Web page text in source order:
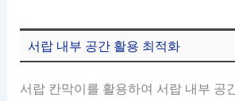
서랍 내부 공간 활용 최적화
서랍 칸막이를 활용하여 서랍 내부 공